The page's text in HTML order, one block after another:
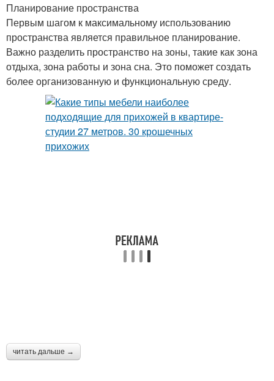
Планирование пространства
Первым шагом к максимальному использованию
пространства является правильное планирование.
Важно разделить пространство на зоны, такие как зона
отдыха, зона работы и зона сна. Это поможет создать
более организованную и функциональную среду.
читать дальше →